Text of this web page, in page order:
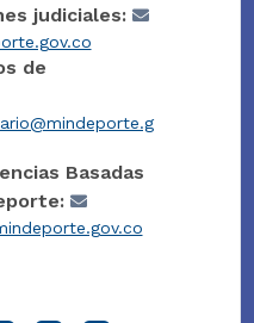
judiciales:
de
Basadas